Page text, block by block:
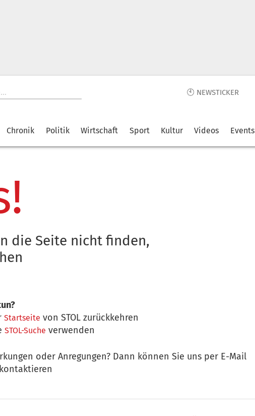
🕙 NEWSTICKER
Chronik Politik Wirtschaft Sport Kultur Videos Events
die Seite nicht finden,
Startseite von STOL zurückkehren
STOL-Suche verwenden
oder Anregungen? Dann können Sie uns per E-Mail
kontaktieren